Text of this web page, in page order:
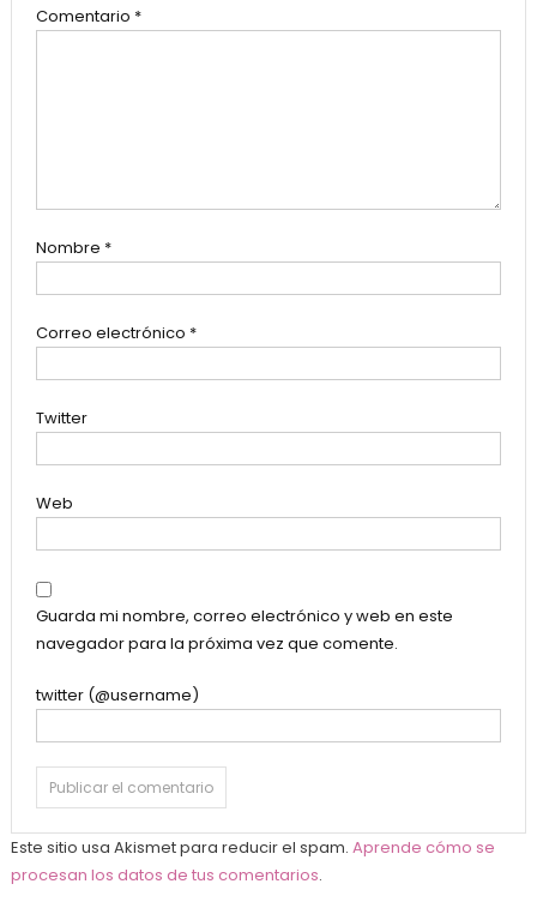
Comentario *
Nombre *
Correo electrónico *
Twitter
Web
Guarda mi nombre, correo electrónico y web en este
navegador para la próxima vez que comente.
twitter (@username)
Este sitio usa Akismet para reducir el spam. Aprende cómo se
procesan los datos de tus comentarios.